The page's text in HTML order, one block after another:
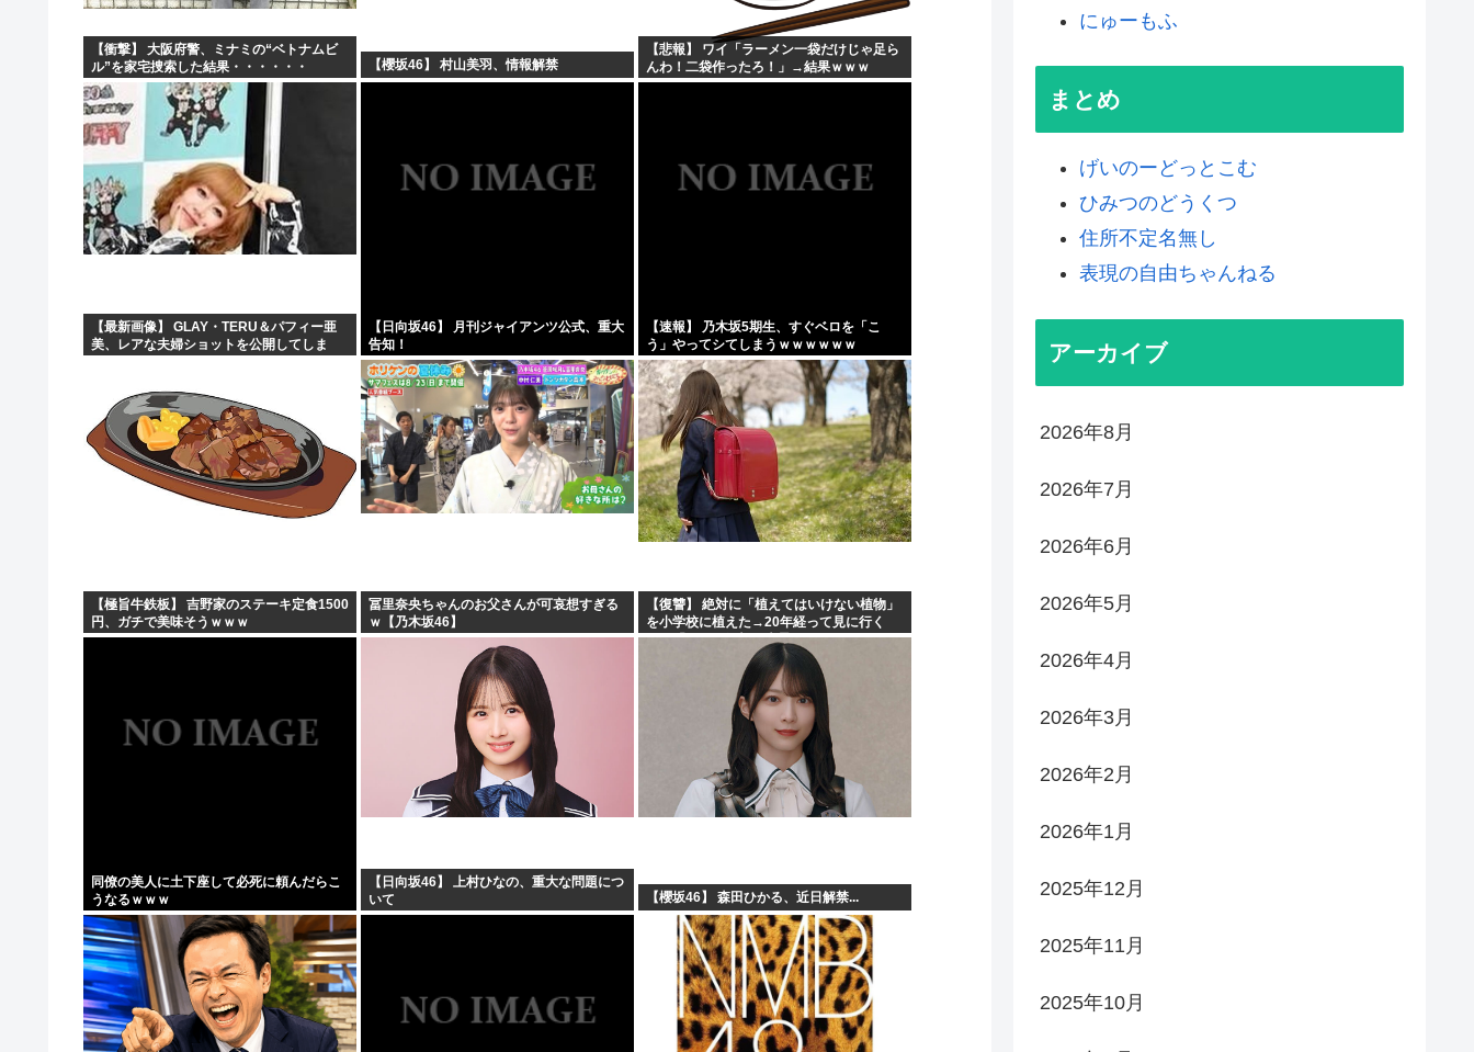
【衝撃】 大阪府警、ミナミの“ベトナムビ
ル”を家宅捜索した結果・・・・・・
【櫻坂46】 村山美羽、情報解禁
【悲報】 ワイ「ラーメン一袋だけじゃ足ら
んわ！二袋作ったろ！」→結果ｗｗｗ
【最新画像】 GLAY・TERU＆パフィー亜
美、レアな夫婦ショットを公開してしま
【日向坂46】 月刊ジャイアンツ公式、重大
告知！
【速報】 乃木坂5期生、すぐベロを「こ
う」やってシてしまうｗｗｗｗｗｗ
【極旨牛鉄板】 吉野家のステーキ定食1500
円、ガチで美味そうｗｗｗ
冨里奈央ちゃんのお父さんが可哀想すぎる
ｗ【乃木坂46】
【復讐】 絶対に「植えてはいけない植物」
を小学校に植えた→20年経って見に行く
と…「！？」衝撃の光景が・・・
同僚の美人に土下座して必死に頼んだらこ
うなるｗｗｗ
【日向坂46】 上村ひなの、重大な問題につ
いて
【櫻坂46】 森田ひかる、近日解禁...
にゅーもふ
まとめ
げいのーどっとこむ
ひみつのどうくつ
住所不定名無し
表現の自由ちゃんねる
アーカイブ
2026年8月
2026年7月
2026年6月
2026年5月
2026年4月
2026年3月
2026年2月
2026年1月
2025年12月
2025年11月
2025年10月